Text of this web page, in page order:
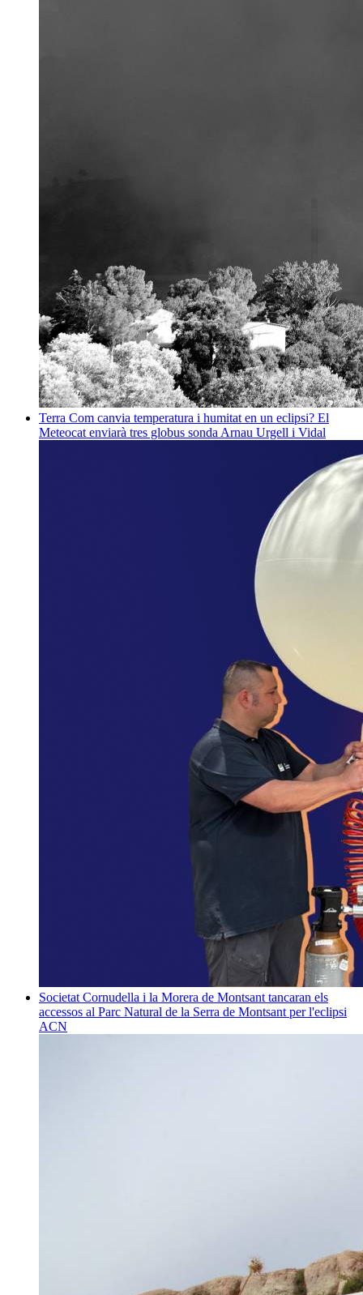
Terra Com canvia temperatura i humitat en un eclipsi? El
Meteocat enviarà tres globus sonda Arnau Urgell i Vidal
Societat Cornudella i la Morera de Montsant tancaran els
accessos al Parc Natural de la Serra de Montsant per l'eclipsi
ACN